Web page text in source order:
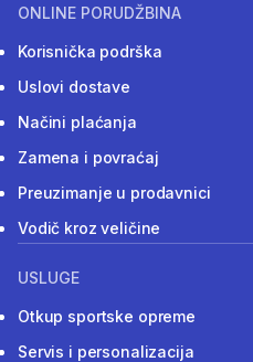
ONLINE PORUDŽBINA
Korisnička podrška
Uslovi dostave
Načini plaćanja
Zamena i povraćaj
Preuzimanje u prodavnici
Vodič kroz veličine
USLUGE
Otkup sportske opreme
Servis i personalizacija